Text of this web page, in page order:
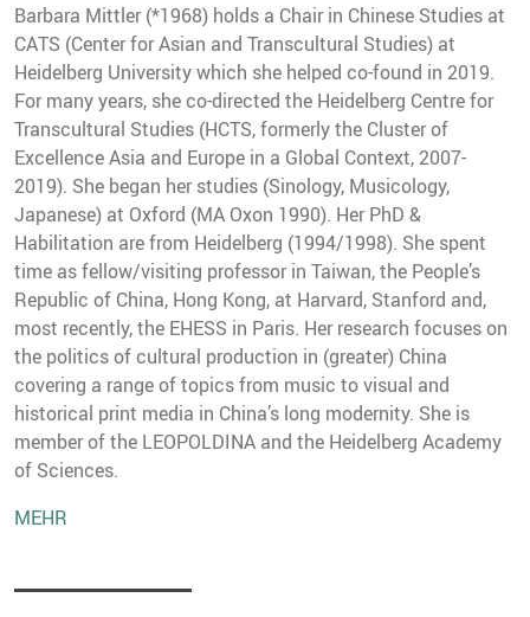
Barbara Mittler (*1968) holds a Chair in Chinese Studies at
CATS (Center for Asian and Transcultural Studies) at
Heidelberg University which she helped co-found in 2019.
For many years, she co-directed the Heidelberg Centre for
Transcultural Studies (HCTS, formerly the Cluster of
Excellence Asia and Europe in a Global Context, 2007-
2019). She began her studies (Sinology, Musicology,
Japanese) at Oxford (MA Oxon 1990). Her PhD &
Habilitation are from Heidelberg (1994/1998). She spent
time as fellow/visiting professor in Taiwan, the People’s
Republic of China, Hong Kong, at Harvard, Stanford and,
most recently, the EHESS in Paris. Her research focuses on
the politics of cultural production in (greater) China
covering a range of topics from music to visual and
historical print media in China’s long modernity. She is
member of the LEOPOLDINA and the Heidelberg Academy
of Sciences.
MEHR